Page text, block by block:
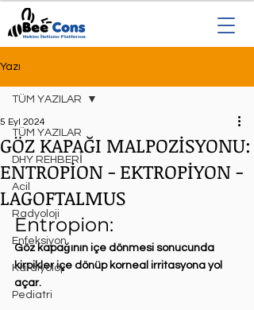
Yazı
TÜM YAZILAR
DHY REHBERİ
Acil
Radyoloji
Enfeksiyon
Kardiyoloji
Pediatri
TÜM YAZILAR
GÖZ KAPAĞI MALPOZİSYONU:
ENTROPİON - EKTROPİYON -
LAGOFTALMUS
5 Eyl 2024
Entropion:⁣
Göz kapağının içe dönmesi sonucunda
kirpikler içe dönüp korneal irritasyona yol
açar. ⁣